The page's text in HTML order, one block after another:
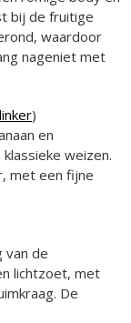
bij de fruitige
waardoor
nageniet met
)
en
weizen.
met een fijne
van de
lichtzoet, met
De